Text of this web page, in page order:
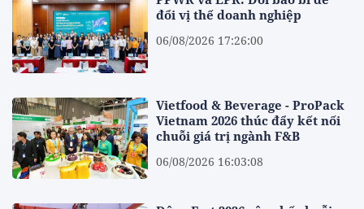
đổi vị thế doanh nghiệp
06/08/2026 17:26:00
Vietfood & Beverage - ProPack
Vietnam 2026 thúc đẩy kết nối
chuỗi giá trị ngành F&B
06/08/2026 16:03:08